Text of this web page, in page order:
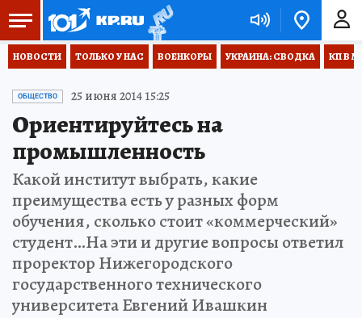
НОВОСТИ ТОЛЬКО У НАС ВОЕНКОРЫ УКРАИНА: СВОДКА КП В
ОБЩЕСТВО 25 июня 2014 15:25
Ориентируйтесь на
промышленность
Какой институт выбрать, какие
преимущества есть у разных форм
обучения, сколько стоит «коммерческий»
студент…На эти и другие вопросы ответил
проректор Нижегородского
государственного технического
университета Евгений Ивашкин